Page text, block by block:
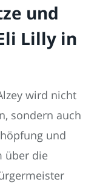
und
Lilly in
wird nicht
sondern auch
und
über die